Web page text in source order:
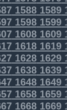
15881589
15981599
16081609
16181619
16281629
16381639
16481649
16581659
16681669